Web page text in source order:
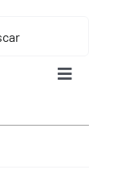
Toggle